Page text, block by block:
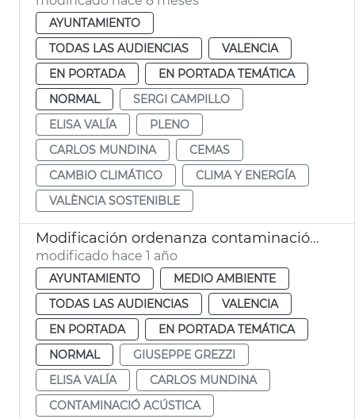
AYUNTAMIENTO
TODAS LAS AUDIENCIAS
VALENCIA
EN PORTADA
EN PORTADA TEMÁTICA
NORMAL
SERGI CAMPILLO
ELISA VALÍA
PLENO
CARLOS MUNDINA
CEMAS
CAMBIO CLIMÁTICO
CLIMA Y ENERGÍA
VALÈNCIA SOSTENIBLE
Modificación ordenanza contaminación acústica València y Plan Municipal contaminación acústica
modificado hace 1 año
AYUNTAMIENTO
MEDIO AMBIENTE
TODAS LAS AUDIENCIAS
VALENCIA
EN PORTADA
EN PORTADA TEMÁTICA
NORMAL
GIUSEPPE GREZZI
ELISA VALÍA
CARLOS MUNDINA
CONTAMINACIÓ ACÚSTICA